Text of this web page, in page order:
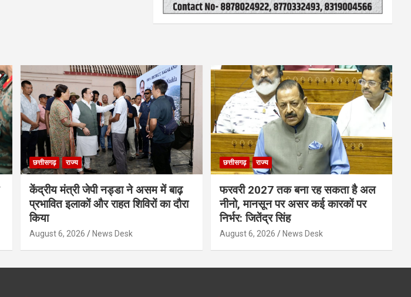
छत्तीसगढ़ राज्य
केंद्रीय मंत्री जेपी नड्डा ने असम में बाढ़
प्रभावित इलाकों और राहत शिविरों का दौरा
किया
August 6, 2026 News Desk
छत्तीसगढ़ राज्य
फरवरी 2027 तक बना रह सकता है अल
नीनो, मानसून पर असर कई कारकों पर
निर्भर: जितेंद्र सिंह
August 6, 2026 News Desk